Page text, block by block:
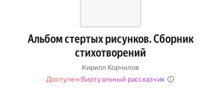
Альбом стертых рисунков. Сборник
стихотворений
Кирилл Корчилов
Доступен Виртуальный рассказчик